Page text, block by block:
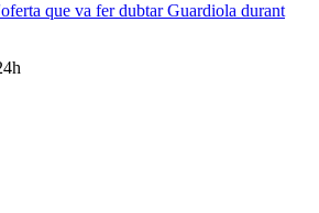
que va fer dubtar Guardiola durant